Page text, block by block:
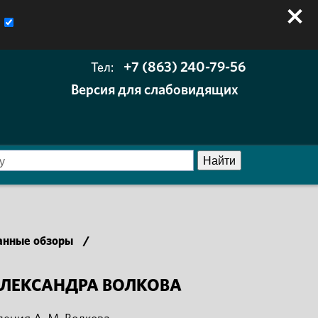
Тел:
+7 (863) 240-79-56
Версия для слабовидящих
обзоры /
ВОЛКОВА